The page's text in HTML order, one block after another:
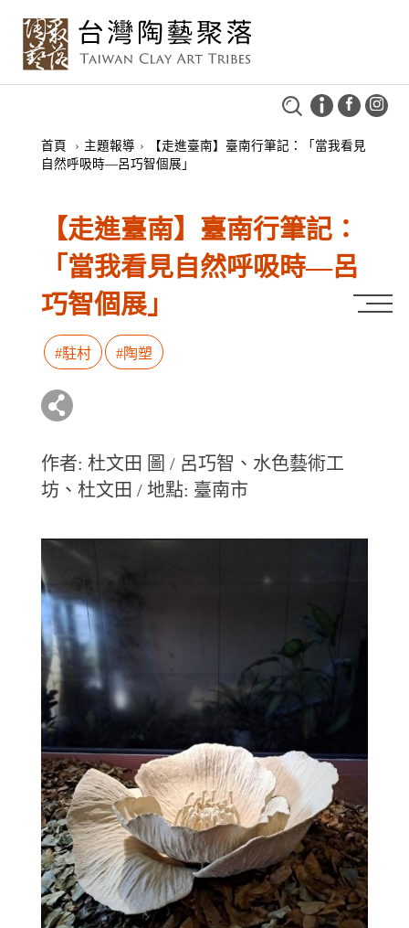
首頁 › 主題報導 ›
【走進臺南】臺南行筆記：「當我看見
自然呼吸時—呂巧智個展」
【走進臺南】臺南行筆記：
「當我看見自然呼吸時—呂
巧智個展」
#駐村 #陶塑
作者: 杜文田 圖 / 呂巧智、水色藝術工
坊、杜文田 / 地點: 臺南市